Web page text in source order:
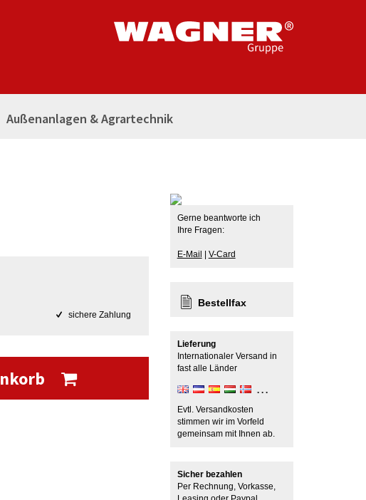
Außenanlagen & Agrartechnik
sichere Zahlung
Gerne beantworte ich
Ihre Fragen:
E-Mail V-Card
Bestellfax
Lieferung
Internationaler Versand in
fast alle Länder
Evtl. Versandkosten
stimmen wir im Vorfeld
gemeinsam mit Ihnen ab.
Sicher bezahlen
Per Rechnung, Vorkasse,